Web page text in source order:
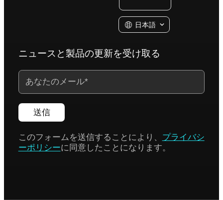
ニュースと製品の更新を受け取る
送信
このフォームを送信することにより、 プライバシ
ーポリシーに同意したことになります。
日本語